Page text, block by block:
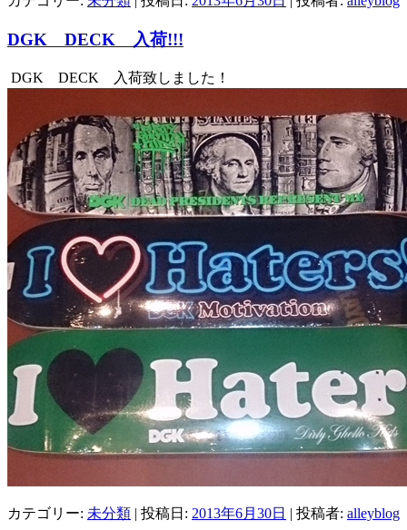
DGK DECK 入荷!!!
DGK DECK 入荷致しました！
カテゴリー: 未分類 | 投稿日: 2013年6月30日 | 投稿者: alleyblog